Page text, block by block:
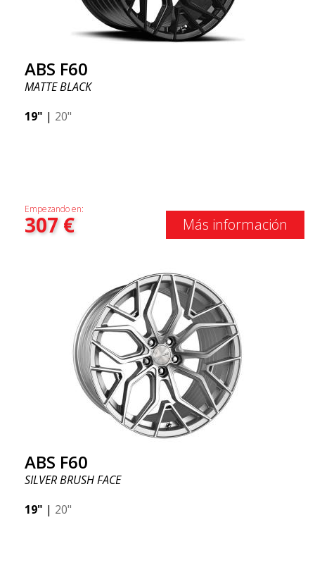
ABS F60
MATTE BLACK
19" | 20"
Empezando en:
307€ Más información
ABS F60
SILVER BRUSH FACE
19" | 20"